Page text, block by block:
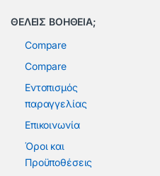
ΘΕΛΕΙΣ ΒΟΗΘΕΙΑ;
Compare
Compare
Εντοπισμός
παραγγελίας
Επικοινωνία
Όροι και
Προϋποθέσεις